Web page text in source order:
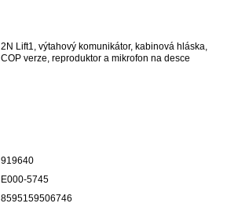
2N Lift1, výtahový komunikátor, kabinová hláska,
COP verze, reproduktor a mikrofon na desce
919640
E000-5745
8595159506746